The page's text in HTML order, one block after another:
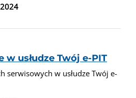
w usłudze Twój e-PIT
serwisowych w usłudze Twój e-